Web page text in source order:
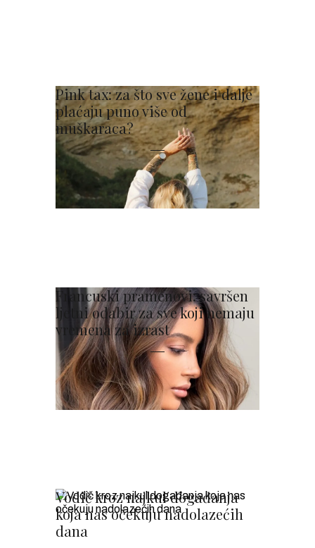
Pink tax: za što sve žene i dalje
plaćaju puno više od
muškaraca?
Francuski pramenovi: savršen
ljetni odabir za sve koji nemaju
vremena za izrast
Vodič kroz najkul događanja
koja nas očekuju nadolazećih
dana